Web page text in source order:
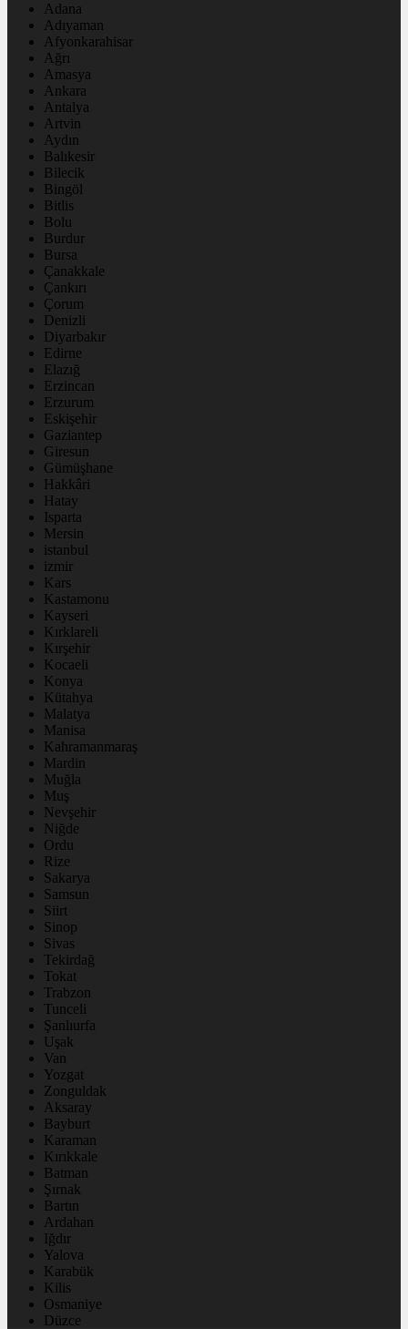
Adana
Adıyaman
Afyonkarahisar
Ağrı
Amasya
Ankara
Antalya
Artvin
Aydın
Balıkesir
Bilecik
Bingöl
Bitlis
Bolu
Burdur
Bursa
Çanakkale
Çankırı
Çorum
Denizli
Diyarbakır
Edirne
Elazığ
Erzincan
Erzurum
Eskişehir
Gaziantep
Giresun
Gümüşhane
Hakkâri
Hatay
Isparta
Mersin
istanbul
izmir
Kars
Kastamonu
Kayseri
Kırklareli
Kırşehir
Kocaeli
Konya
Kütahya
Malatya
Manisa
Kahramanmaraş
Mardin
Muğla
Muş
Nevşehir
Niğde
Ordu
Rize
Sakarya
Samsun
Siirt
Sinop
Sivas
Tekirdağ
Tokat
Trabzon
Tunceli
Şanlıurfa
Uşak
Van
Yozgat
Zonguldak
Aksaray
Bayburt
Karaman
Kırıkkale
Batman
Şırnak
Bartın
Ardahan
Iğdır
Yalova
Karabük
Kilis
Osmaniye
Düzce